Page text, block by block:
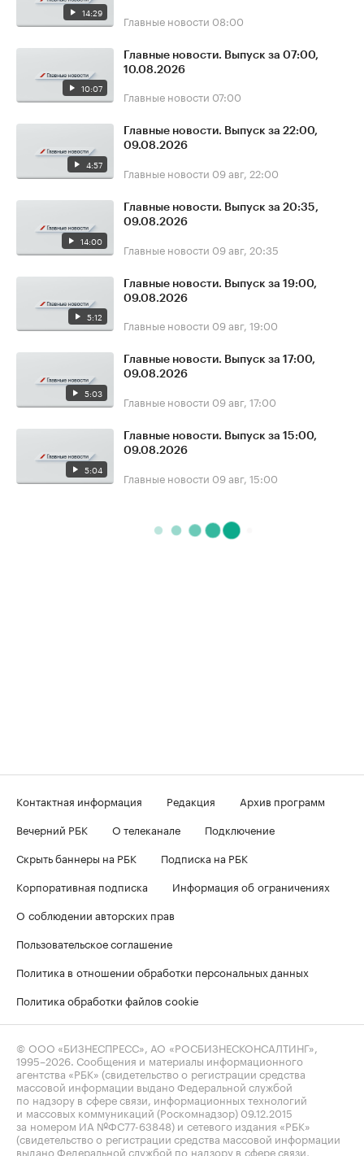
14:29 Главные новости 08:00
10:07
Главные новости. Выпуск за 07:00,
10.08.2026
Главные новости 07:00
4:57
Главные новости. Выпуск за 22:00,
09.08.2026
Главные новости 09 авг, 22:00
14:00
Главные новости. Выпуск за 20:35,
09.08.2026
Главные новости 09 авг, 20:35
5:12
Главные новости. Выпуск за 19:00,
09.08.2026
Главные новости 09 авг, 19:00
5:03
Главные новости. Выпуск за 17:00,
09.08.2026
Главные новости 09 авг, 17:00
5:04
Главные новости. Выпуск за 15:00,
09.08.2026
Главные новости 09 авг, 15:00
Контактная информация Редакция
Архив программ
Вечерний РБК
О телеканале
Подключение
Скрыть баннеры на РБК
Подписка на РБК
Корпоративная подписка
Информация об ограничениях
О соблюдении авторских прав
Пользовательское соглашение
Политика в отношении обработки персональных данных
Политика обработки файлов cookie
© ООО «БИЗНЕСПРЕСС», АО «РОСБИЗНЕСКОНСАЛТИНГ»,
1995–2026 . Сообщения и материалы информационного
агентства «РБК» (свидетельство о регистрации средства
массовой информации выдано Федеральной службой
по надзору в сфере связи, информационных технологий
и массовых коммуникаций (Роскомнадзор) 09.12.2015
за номером ИА №ФС77-63848) и сетевого издания «РБК»
(свидетельство о регистрации средства массовой информации
выдано Федеральной службой по надзору в сфере связи,